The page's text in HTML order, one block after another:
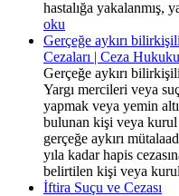
hastalığa yakalanmış,
oku
Gerçeğe aykırı
Cezaları | Ceza
Gerçeğe aykırı
Yargı mercileri veya
yapmak veya yemin
bulunan kişi veya
gerçeğe aykırı
yıla kadar hapis
belirtilen kişi veya
İftira Suçu ve Cezası